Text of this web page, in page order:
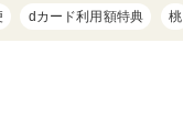
dカード利用額特典 桃